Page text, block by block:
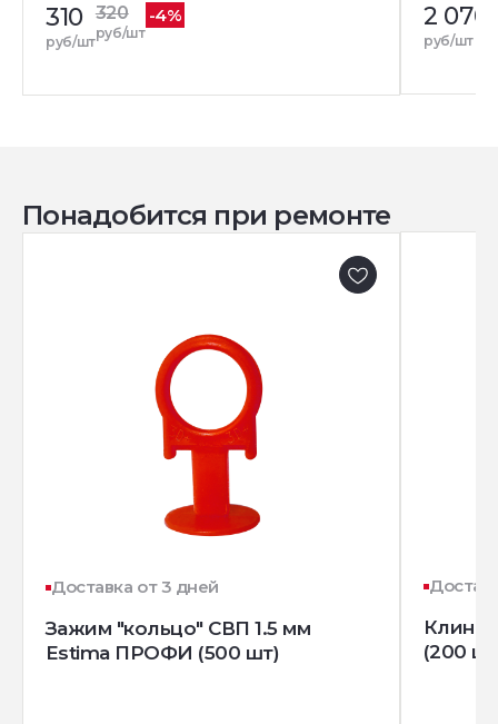
310
руб/шт
320
руб/шт
-4% 2 070
руб/шт
Понадобится при ремонте
Доставка от 3 дней
Зажим "кольцо" СВП 1.5 мм
Estima ПРОФИ (500 шт)
Клин
(200